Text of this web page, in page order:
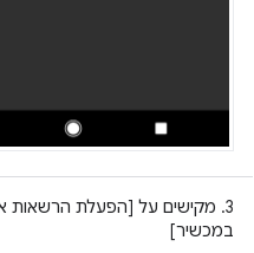
3. מקישים על [הפעלת הרשאות
במכשיר]